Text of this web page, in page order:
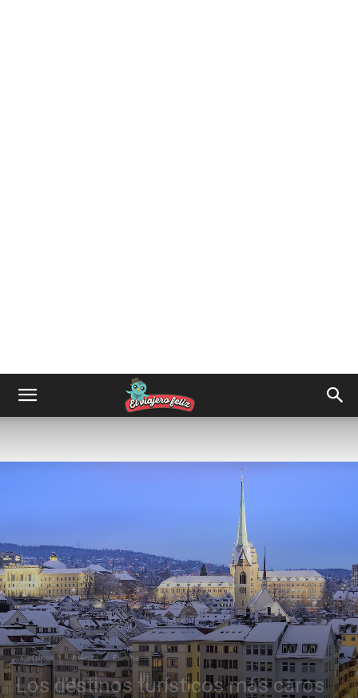
Destinos América Europa
Los destinos turísticos más caros